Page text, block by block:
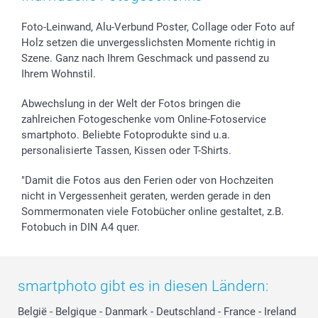
Foto-Kalender & Agenden
Sticker & Etiketten
Geschenk-Gutscheine (PDF)
Presse
Partnerprogramme
Investor Relations
B2B smartbusiness
Widerrufsrecht
Kommunion & Konfirmation
Hochzeit
Geburtstag
Geburt
Zu allen Anlässen
Preise und Versandkosten
Lieferfristen
72h Lieferung
Zahlungsmöglichkeiten
Sitemap
Status der Bestellung
smartfriends
smartgarantie
smartbonus
Foto-Leinwand, Alu-Verbund Poster, Collage oder Foto auf
Holz setzen die unvergesslichsten Momente richtig in
Szene. Ganz nach Ihrem Geschmack und passend zu
Ihrem Wohnstil.
Abwechslung in der Welt der Fotos bringen die
zahlreichen Fotogeschenke vom Online-Fotoservice
smartphoto. Beliebte Fotoprodukte sind u.a.
personalisierte Tassen, Kissen oder T-Shirts.
"Damit die Fotos aus den Ferien oder von Hochzeiten
nicht in Vergessenheit geraten, werden gerade in den
Sommermonaten viele Fotobücher online gestaltet, z.B.
Fotobuch in DIN A4 quer.
smartphoto gibt es in diesen Ländern:
België - Belgique - Danmark - Deutschland - France - Ireland